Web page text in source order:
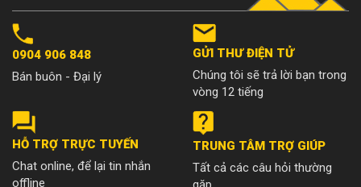
0904 906 848
Bán buôn - Đại lý
GỬI THƯ ĐIỆN TỬ
Chúng tôi sẽ trả lời bạn trong
vòng 12 tiếng
HỖ TRỢ TRỰC TUYẾN
Chat online, để lại tin nhắn
offline
TRUNG TÂM TRỢ GIÚP
Tất cả các câu hỏi thường